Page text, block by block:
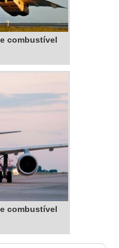
combustível
combustível